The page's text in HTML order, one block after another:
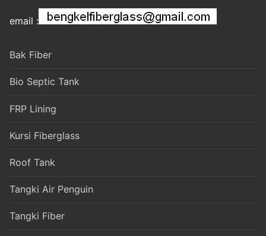
email :
Bak Fiber
Bio Septic Tank
FRP Lining
Kursi Fiberglass
Roof Tank
Tangki Air Penguin
Tangki Fiber